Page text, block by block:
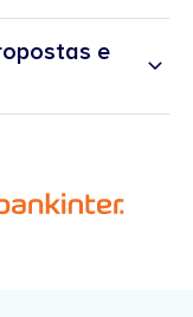
e